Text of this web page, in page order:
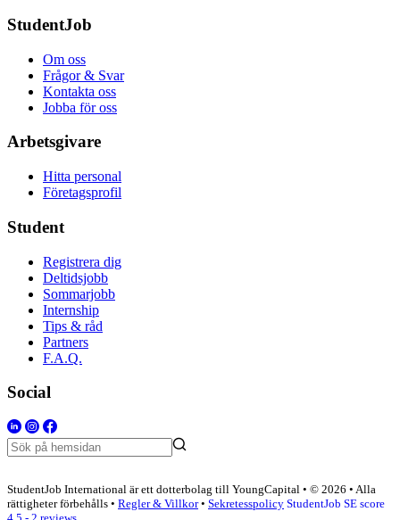
StudentJob
Om oss
Frågor & Svar
Kontakta oss
Jobba för oss
Arbetsgivare
Hitta personal
Företagsprofil
Student
Registrera dig
Deltidsjobb
Sommarjobb
Internship
Tips & råd
Partners
F.A.Q.
Social
StudentJob International är ett dotterbolag till YoungCapital • © 2026 • Alla
rättigheter förbehålls • Regler & Villkor• Sekretesspolicy StudentJob SE score